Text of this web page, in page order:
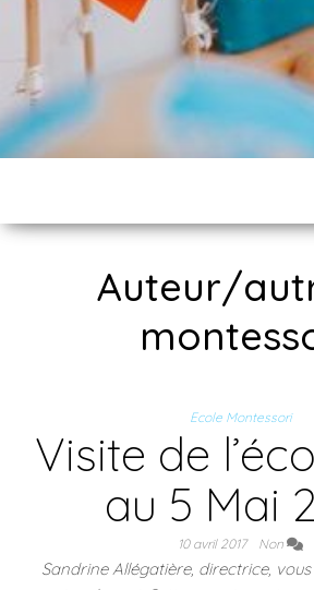
Auteur/
Ecole Montessori
Visite de
au 5 Mai
10 avril 2017 Non
Sandrine Allégatière, directrice,